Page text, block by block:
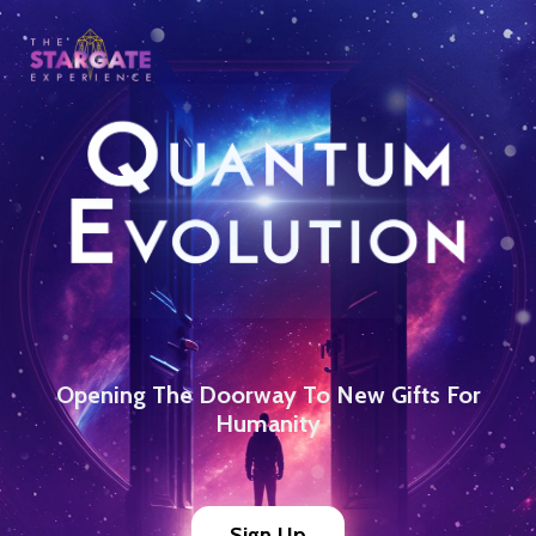
Opening The Doorway To New Gifts For
Humanity